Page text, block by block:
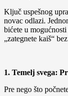
Ključ uspešnog
novac odlazi.
bićete u
„zategnete kaiš“
1. Temelj svega:
Pre nego što